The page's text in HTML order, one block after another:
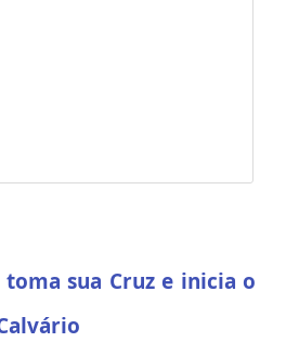
toma sua Cruz e inicia o